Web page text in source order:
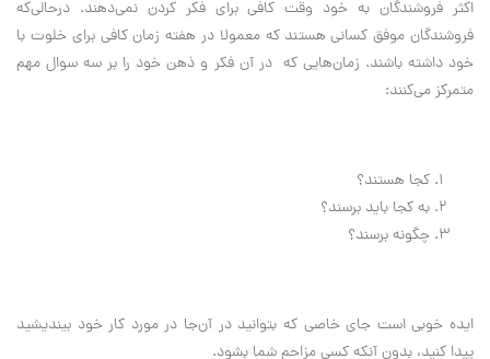
اکثر فروشندگان به خود وقت کافی برای فکر کردن نمی‌دهند. درحالی‌که
فروشندگان موفق کسانی هستند که معمولا در هفته زمان کافی برای خلوت با
خود داشته باشند. زمان‌هایی که در آن فکر و ذهن خود را بر سه سوال مهم
متمرکز می‌کنند:
کجا هستند؟
به کجا باید برسند؟
چگونه برسند؟
ایده خوبی است جای خاصی که بتوانید در آن‌جا در مورد کار خود بیندیشید
پیدا کنید، بدون آنکه کسی مزاحم شما بشود.